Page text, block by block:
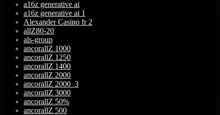
a16z generative ai
a16z generative ai 1
Alexander Casino fr 2
allZ80-20
als-group
ancorallZ 1000
ancorallZ 1250
ancorallZ 1400
ancorallZ 2000
ancorallZ 2000_3
ancorallZ 3000
ancorallZ 50%
ancorallZ 500